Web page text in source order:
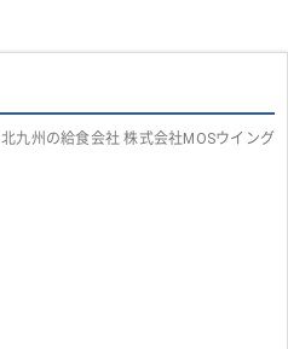
北九州の給食会社 株式会社MOSウイング